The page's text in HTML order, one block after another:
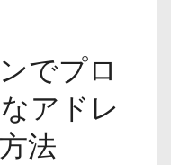
でプロ
アドレ
法